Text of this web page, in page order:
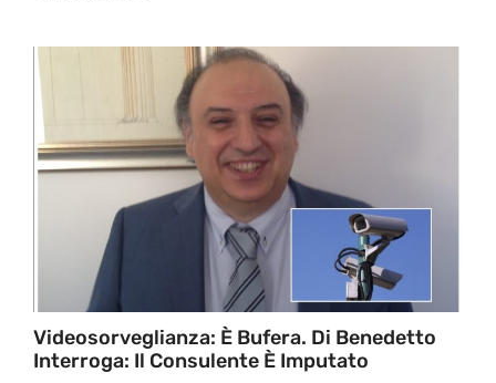
Videosorveglianza: È Bufera. Di Benedetto
Interroga: Il Consulente È Imputato